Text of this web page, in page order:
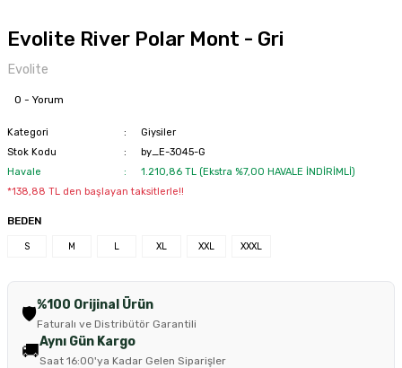
Evolite River Polar Mont - Gri
Evolite
0 - Yorum
Kategori
Giysiler
Stok Kodu
by_E-3045-G
Havale
1.210,86 TL (Ekstra %7,00 HAVALE İNDİRİMLİ)
*138,88 TL den başlayan taksitlerle!!
BEDEN
S M L XL XXL XXXL
🛡️%100 Orijinal Ürün
Faturalı ve Distribütör Garantili
🚚Aynı Gün Kargo
Saat 16:00'ya Kadar Gelen Siparişler